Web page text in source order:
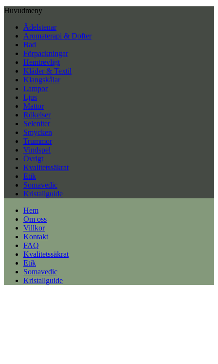
Huvudmeny
Ädelstenar
Aromaterapi & Dofter
Bad
Förpackningar
Hemtrevligt
Kläder & Textil
Klangskålar
Lampor
Ljus
Mattor
Rökelser
Seleniter
Smycken
Trummor
Vindspel
Övrigt
Kvalitetssäkrat
Etik
Somavedic
Kristallguide
Hem
Om oss
Villkor
Kontakt
FAQ
Kvalitetssäkrat
Etik
Somavedic
Kristallguide